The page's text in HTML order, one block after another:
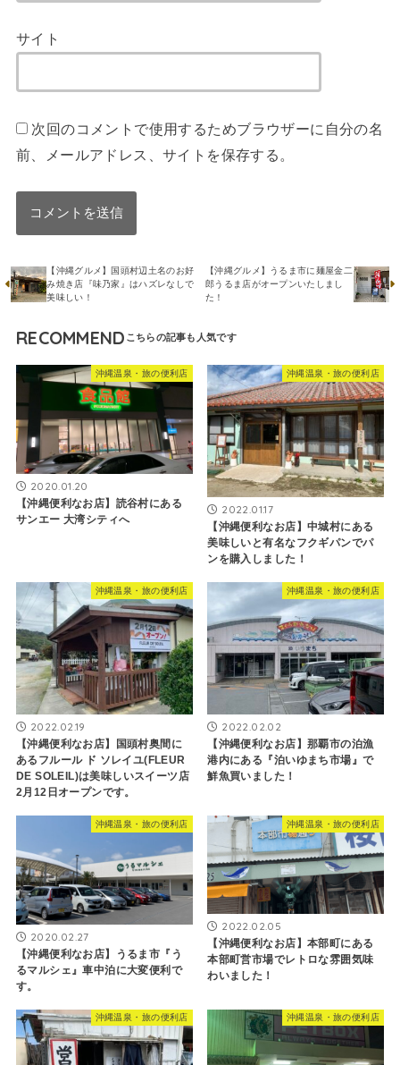
サイト
次回のコメントで使用するためブラウザーに自分の名
前、メールアドレス、サイトを保存する。
【沖縄グルメ】国頭村辺土名のお好
み焼き店『味乃家』はハズレなしで
美味しい！
【沖縄グルメ】うるま市に麺屋金二
郎うるま店がオープンいたしまし
た！
RECOMMEND
沖縄温泉・旅の便利店
2020.01.20
【沖縄便利なお店】読谷村にある
サンエー 大湾シティへ
沖縄温泉・旅の便利店
2022.01.17
【沖縄便利なお店】中城村にある
美味しいと有名なフクギパンでパ
ンを購入しました！
沖縄温泉・旅の便利店
2022.02.19
【沖縄便利なお店】国頭村奥間に
あるフルール ド ソレイユ(FLEUR
DE SOLEIL)は美味しいスイーツ店
2月12日オープンです。
沖縄温泉・旅の便利店
2022.02.02
【沖縄便利なお店】那覇市の泊漁
港内にある『泊いゆまち市場』で
鮮魚買いました！
沖縄温泉・旅の便利店
2020.02.27
【沖縄便利なお店】うるま市『う
るマルシェ』車中泊に大変便利で
す。
沖縄温泉・旅の便利店
2022.02.05
【沖縄便利なお店】本部町にある
本部町営市場でレトロな雰囲気味
わいました！
沖縄温泉・旅の便利店 沖縄温泉・旅の便利店